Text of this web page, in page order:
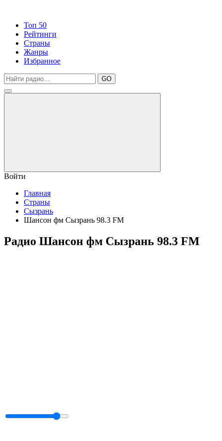
Топ 50
Рейтинги
Страны
Жанры
Избранное
GO
Войти
Главная
Страны
Сызрань
Шансон фм Сызрань 98.3 FM
Радио Шансон фм Сызрань 98.3 FM